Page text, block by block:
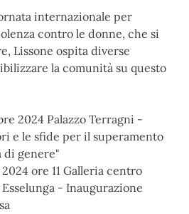
internazionale per
contro le donne, che si
Lissone ospita diverse
la comunità su questo
2024 Palazzo Terragni -
e le sfide per il superamento
di genere"
ore 11 Galleria centro
- Inaugurazione